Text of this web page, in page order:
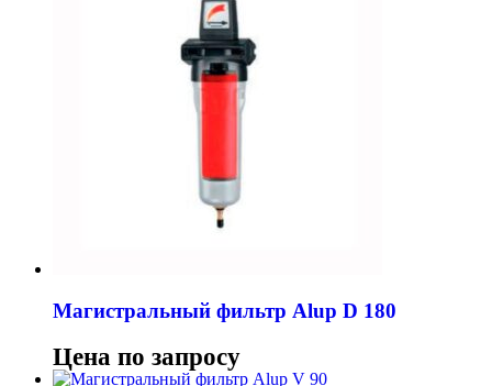
Магистральный фильтр Alup D 180
Цена по запросу